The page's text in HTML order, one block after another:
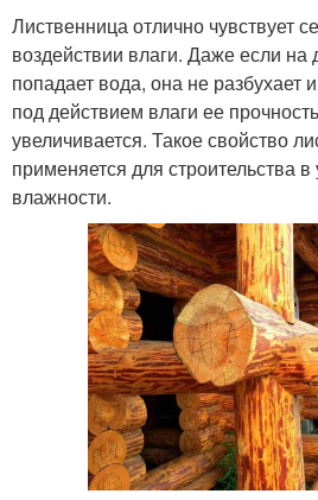
Лиственница отлично чувствует
воздействии влаги. Даже если на
попадает вода, она не разбухает
под действием влаги ее
увеличивается. Такое свойство
применяется для строительства
влажности.